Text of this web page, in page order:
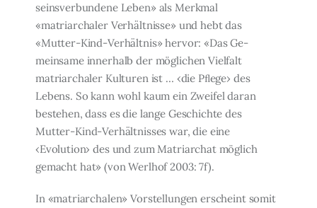
seinsverbundene Leben» als Merkmal
«matriarchaler Verhältnisse» und hebt das
«Mutter-Kind-Verhältnis» hervor: «Das Ge­
meinsame innerhalb der möglichen Vielfalt
matriarchaler Kulturen ist … ‹die Pﬂege› des
Lebens. So kann wohl kaum ein Zweifel daran
bestehen, dass es die lange Geschichte des
Mutter-Kind-Verhältnisses war, die eine
‹Evolution› des und zum Matriarchat möglich
gemacht hat» (von Werlhof 2003: 7f).
In «matriarchalen» Vorstellungen erscheint somit